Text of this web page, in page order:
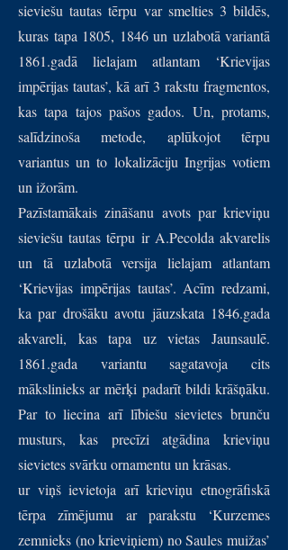
sieviešu tautas tērpu var smelties 3 bildēs,
kuras tapa 1805, 1846 un uzlabotā variantā
1861.gadā lielajam atlantam ‘Krievijas
impērijas tautas’, kā arī 3 rakstu fragmentos,
kas tapa tajos pašos gados. Un, protams,
salīdzinoša metode, aplūkojot tērpu
variantus un to lokalizāciju Ingrijas votiem
un ižorām.
Pazīstamākais zināšanu avots par krieviņu
sieviešu tautas tērpu ir A.Pecolda akvarelis
un tā uzlabotā versija lielajam atlantam
‘Krievijas impērijas tautas’. Acīm redzami,
ka par drošāku avotu jāuzskata 1846.gada
akvareli, kas tapa uz vietas Jaunsaulē.
1861.gada variantu sagatavoja cits
mākslinieks ar mērķi padarīt bildi krāšņāku.
Par to liecina arī lībiešu sievietes brunču
musturs, kas precīzi atgādina krieviņu
sievietes svārku ornamentu un krāsas.
ur viņš ievietoja arī krieviņu etnogrāfiskā
tērpa zīmējumu ar parakstu ‘Kurzemes
zemnieks (no krieviņiem) no Saules muižas’